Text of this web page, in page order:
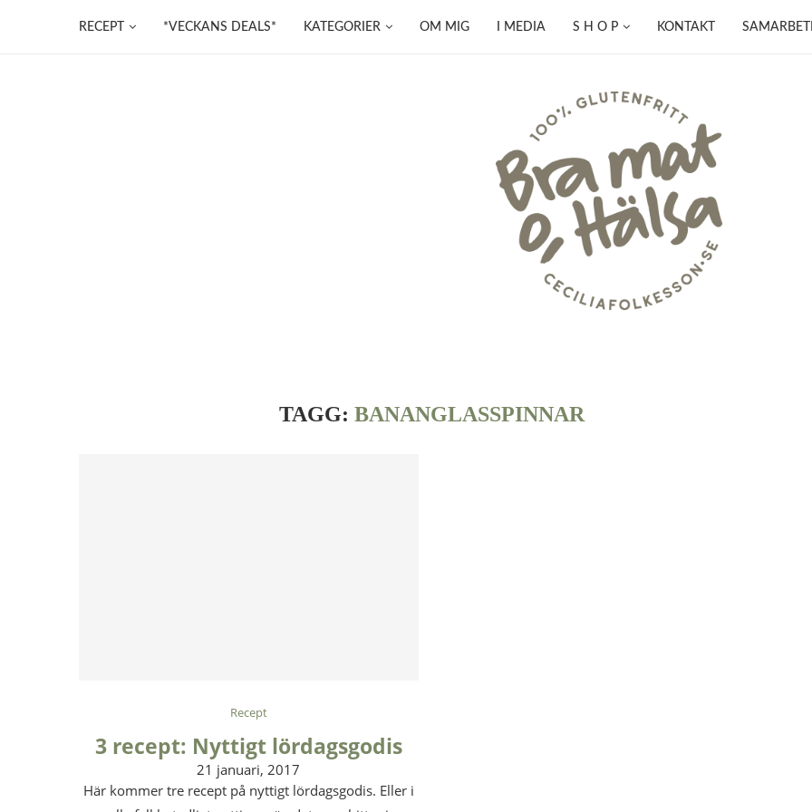
RECEPT *VECKANS DEALS* KATEGORIER OM MIG I MEDIA S H O P KONTAKT
TAGG:BANANGLASSPINNAR
Recept
3 recept: Nyttigt lördagsgodis
21 januari, 2017
Här kommer tre recept på nyttigt lördagsgodis. Eller i